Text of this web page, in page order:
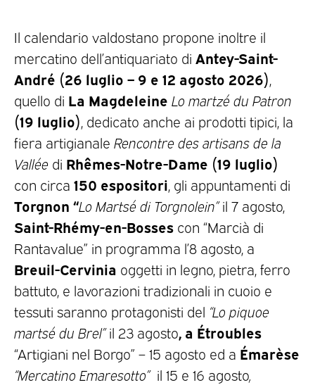
Il calendario valdostano propone inoltre il
mercatino dell’antiquariato di Antey-Saint-
André (26 luglio – 9 e 12 agosto 2026)
quello di La Magdeleine Lo martzé du Patron
(19 luglio) , dedicato anche ai prodotti tipici, la
fiera artigianale Rencontre des artisans de la
Vallée di Rhêmes-Notre-Dame (19 luglio)
con circa 150 espositori , gli appuntamenti di
Torgnon “Lo Martsé di Torgnolein”il 7 agosto,
Saint-Rhémy-en-Bosses con “Marcià di
Rantavalue” in programma l’8 agosto, a
Breuil-Cervinia oggetti in legno, pietra, ferro
battuto, e lavorazioni tradizionali in cuoio e
tessuti saranno protagonisti del “Lo piquoe
martsé du Brel”il 23 agosto, a Étroubles
“Artigiani nel Borgo” – 15 agosto ed a Émarèse
“Mercatino Emaresotto” il 15 e 16 agosto